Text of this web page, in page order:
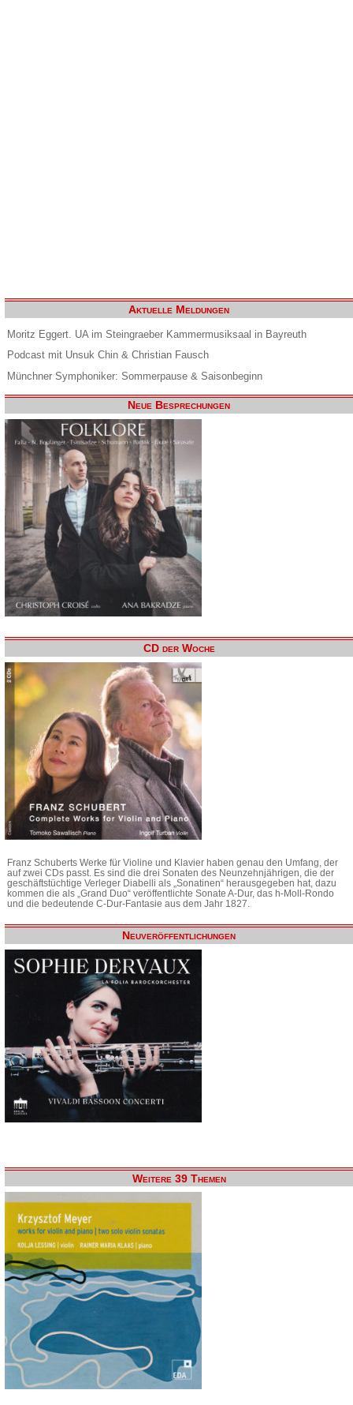
Aktuelle Meldungen
Moritz Eggert. UA im Steingraeber Kammermusiksaal in Bayreuth
Podcast mit Unsuk Chin & Christian Fausch
Münchner Symphoniker: Sommerpause & Saisonbeginn
Neue Besprechungen
CD der Woche
Franz Schuberts Werke für Violine und Klavier haben genau den Umfang, der
auf zwei CDs passt. Es sind die drei Sonaten des Neunzehnjährigen, die der
geschäftstüchtige Verleger Diabelli als „Sonatinen“ herausgegeben hat, dazu
kommen die als „Grand Duo“ veröffentlichte Sonate A-Dur, das h-Moll-Rondo
und die bedeutende C-Dur-Fantasie aus dem Jahr 1827.
Neuveröffentlichungen
Weitere 39 Themen